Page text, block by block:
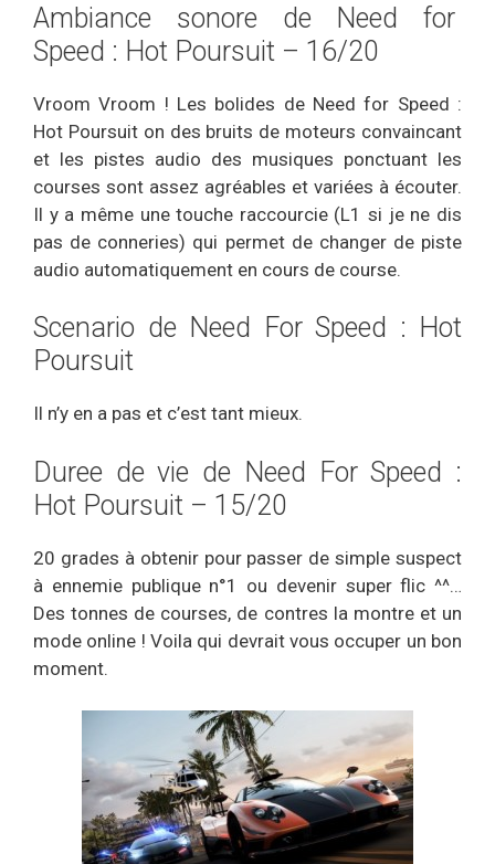
Ambiance sonore de Need for
Speed : Hot Poursuit – 16/20
Vroom Vroom ! Les bolides de Need for Speed :
Hot Poursuit on des bruits de moteurs convaincant
et les pistes audio des musiques ponctuant les
courses sont assez agréables et variées à écouter.
Il y a même une touche raccourcie (L1 si je ne dis
pas de conneries) qui permet de changer de piste
audio automatiquement en cours de course.
Scenario de Need For Speed : Hot
Poursuit
Il n’y en a pas et c’est tant mieux.
Duree de vie de Need For Speed :
Hot Poursuit – 15/20
20 grades à obtenir pour passer de simple suspect
à ennemie publique n°1 ou devenir super flic ^^…
Des tonnes de courses, de contres la montre et un
mode online ! Voila qui devrait vous occuper un bon
moment.